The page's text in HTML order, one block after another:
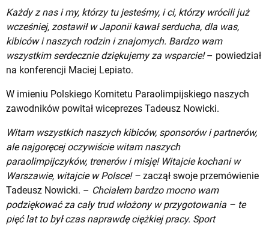
Każdy z nas i my, którzy tu jesteśmy, i ci, którzy wrócili już
wcześniej, zostawił w Japonii kawał serducha, dla was,
kibiców i naszych rodzin i znajomych. Bardzo wam
wszystkim serdecznie dziękujemy za wsparcie!– powiedział
na konferencji Maciej Lepiato.
W imieniu Polskiego Komitetu Paraolimpijskiego naszych
zawodników powitał wiceprezes Tadeusz Nowicki.
Witam wszystkich naszych kibiców, sponsorów i partnerów,
ale najgoręcej oczywiście witam naszych
paraolimpijczyków, trenerów i misję! Witajcie kochani w
Warszawie, witajcie w Polsce! – zaczął swoje przemówienie
Tadeusz Nowicki. – Chciałem bardzo mocno wam
podziękować za cały trud włożony w przygotowania – te
pięć lat to był czas naprawdę ciężkiej pracy. Sport